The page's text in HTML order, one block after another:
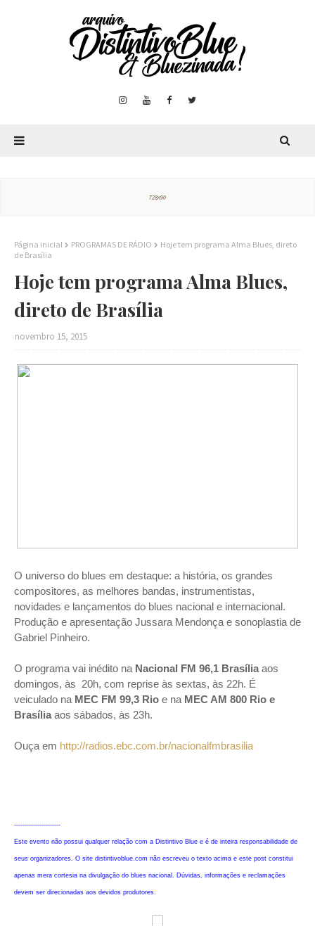
Página inicial PROGRAMAS DE RÁDIO
Hoje tem programa Alma Blues, direto
de Brasília
Hoje tem programa Alma Blues,
direto de Brasília
novembro 15, 2015
O universo do blues em destaque: a história, os grandes
compositores, as melhores bandas, instrumentistas,
novidades e lançamentos do blues nacional e internacional.
Produção e apresentação Jussara Mendonça e sonoplastia de
Gabriel Pinheiro.
O programa vai inédito na Nacional FM 96,1 Brasília aos
domingos, às 20h, com reprise às sextas, às 22h. É
veiculado na MEC FM 99,3 Rio e na MEC AM 800 Rio e
Brasília aos sábados, às 23h.
Ouça em http://radios.ebc.com.br/nacionalfmbrasilia
----------------------
Este evento não possui qualquer relação com a Distintivo Blue e é de inteira responsabilidade de
seus organizadores. O site distintivoblue.com não escreveu o texto acima e este post constitui
apenas mera cortesia na divulgação do blues nacional. Dúvidas, informações e reclamações
devem ser direcionadas aos devidos produtores.